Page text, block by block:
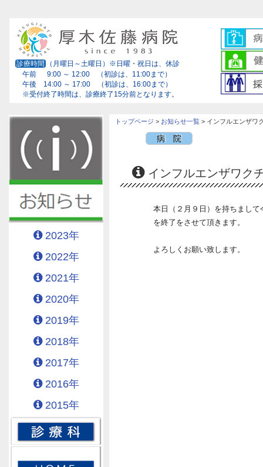
診療時間
（月曜日～土曜日）※日曜・祝日は、休診
午前 9:00 ～ 12:00 （初診は、11:00まで）
午後 14:00 ～ 17:00 （初診は、16:00まで）
※受付終了時間は、診療終了15分前となります。
2023年
2022年
2021年
2020年
2019年
2018年
2017年
2016年
2015年
トップページ > お知らせ一覧 > インフルエンザワ
病 院
インフルエンザワク
本日（２月９日）を持ちまし
を終了をさせて頂きます。
よろしくお願い致します。